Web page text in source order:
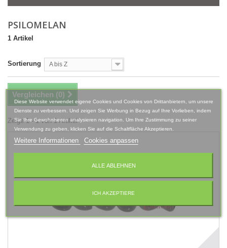
PSILOMELAN
1 Artikel
Sortierung A bis Z
Vergleichen (0)
Zeige 1 - 1 von 1 Artikel
Diese Website verwendet eigene Cookies und Cookies von Drittanbietern, um unsere
Dienste zu verbessern. Und zeigen Sie Werbung in Bezug auf Ihre Vorlieben, indem
Sie Ihre Gewohnheiten analysieren navigation. Um Ihre Zustimmung zu seiner
Verwendung zu geben, klicken Sie auf die Schaltfläche Akzeptieren.
Weitere Informationen Cookies anpassen
ALLE ABLEHNEN
ICH AKZEPTIERE